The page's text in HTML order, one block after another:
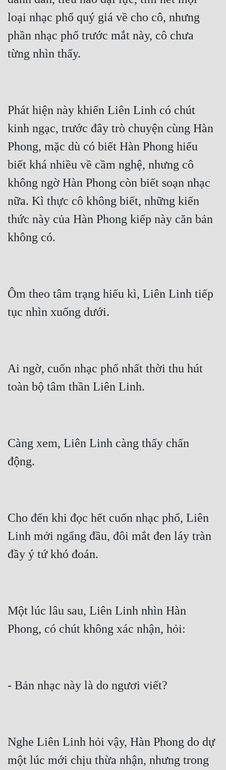
loại nhạc phổ quý giá về cho cô, nhưng
phần nhạc phổ trước mắt này, cô chưa
từng nhìn thấy.
Phát hiện này khiến Liên Linh có chút
kinh ngạc, trước đây trò chuyện cùng Hàn
Phong, mặc dù có biết Hàn Phong hiểu
biết khá nhiều về cầm nghệ, nhưng cô
không ngờ Hàn Phong còn biết soạn nhạc
nữa. Kì thực cô không biết, những kiến
thức này của Hàn Phong kiếp này căn bản
không có.
Ôm theo tâm trạng hiếu kì, Liên Linh tiếp
tục nhìn xuống dưới.
Ai ngờ, cuốn nhạc phổ nhất thời thu hút
toàn bộ tâm thần Liên Linh.
Càng xem, Liên Linh càng thấy chấn
động.
Cho đến khi đọc hết cuốn nhạc phổ, Liên
Linh mởi ngẩng đầu, đôi mắt đen láy tràn
đầy ý tứ khó đoán.
Một lúc lâu sau, Liên Linh nhìn Hàn
Phong, có chút không xác nhận, hỏi:
- Bản nhạc này là do ngươi viết?
Nghe Liên Linh hỏi vậy, Hàn Phong do dự
một lúc mới chịu thừa nhận, nhưng trong